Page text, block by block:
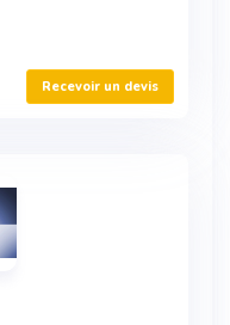
Recevoir un devis